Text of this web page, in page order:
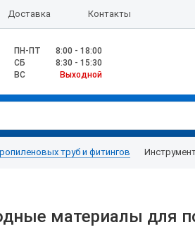
Доставка Контакты
ПН-ПТ
8:00 - 18:00
CБ
8:30 - 15:30
ВС
Выходной
труб и фитингов
материалы для